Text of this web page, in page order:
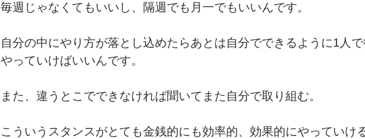
毎週じゃなくてもいいし、隔週でも月一でもいいんです。
自分の中にやり方が落とし込めたらあとは自分でできるように1人
やっていけばいいんです。
また、違うとこでできなければ聞いてまた自分で取り組む。
こういうスタンスがとても金銭的にも効率的、効果的にやっていけ